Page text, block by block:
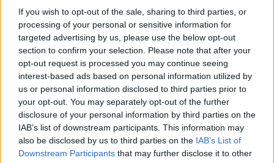
If you wish to opt-out of the sale, sharing to third parties, or
processing of your personal or sensitive information for
targeted advertising by us, please use the below opt-out
section to confirm your selection. Please note that after your
opt-out request is processed you may continue seeing
interest-based ads based on personal information utilized by
us or personal information disclosed to third parties prior to
your opt-out. You may separately opt-out of the further
disclosure of your personal information by third parties on the
IAB’s list of downstream participants. This information may
also be disclosed by us to third parties on the IAB’s List of
Downstream Participants that may further disclose it to other